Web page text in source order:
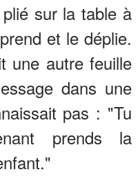
sur la table à
et le déplie.
une autre feuille
dans une
pas : "Tu
prends la